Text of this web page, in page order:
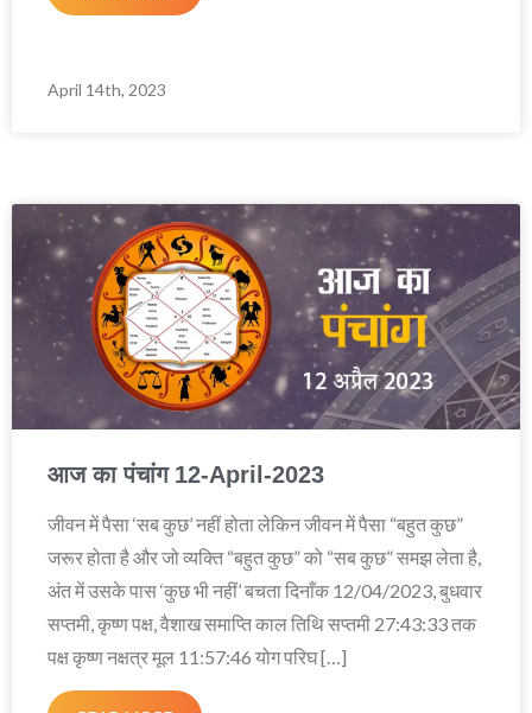
April 14th, 2023
आज का पंचांग 12-April-2023
जीवन में पैसा ‘सब कुछ’ नहीं होता लेकिन जीवन में पैसा “बहुत कुछ”
जरूर होता है और जो व्यक्ति “बहुत कुछ” को “सब कुछ” समझ लेता है,
अंत में उसके पास ‘कुछ भी नहीं’ बचता दिनाँक 12/04/2023, बुधवार
सप्तमी, कृष्ण पक्ष, वैशाख समाप्ति काल तिथि सप्तमी 27:43:33 तक
पक्ष कृष्ण नक्षत्र मूल 11:57:46 योग परिघ […]